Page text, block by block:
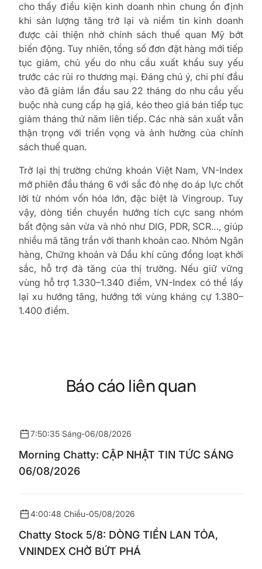
cho thấy điều kiện kinh doanh nhìn chung ổn định
khi sản lượng tăng trở lại và niềm tin kinh doanh
được cải thiện nhờ chính sách thuế quan Mỹ bớt
biến động. Tuy nhiên, tổng số đơn đặt hàng mới tiếp
tục giảm, chủ yếu do nhu cầu xuất khẩu suy yếu
trước các rủi ro thương mại. Đáng chú ý, chi phí đầu
vào đã giảm lần đầu sau 22 tháng do nhu cầu yếu
buộc nhà cung cấp hạ giá, kéo theo giá bán tiếp tục
giảm tháng thứ năm liên tiếp. Các nhà sản xuất vẫn
thận trọng với triển vọng và ảnh hưởng của chính
sách thuế quan.
Trở lại thị trường chứng khoán Việt Nam, VN-Index
mở phiên đầu tháng 6 với sắc đỏ nhẹ do áp lực chốt
lời từ nhóm vốn hóa lớn, đặc biệt là Vingroup. Tuy
vậy, dòng tiền chuyển hướng tích cực sang nhóm
bất động sản vừa và nhỏ như DIG, PDR, SCR…, giúp
nhiều mã tăng trần với thanh khoản cao. Nhóm Ngân
hàng, Chứng khoán và Dầu khí cũng đồng loạt khởi
sắc, hỗ trợ đà tăng của thị trường. Nếu giữ vững
vùng hỗ trợ 1.330–1.340 điểm, VN-Index có thể lấy
lại xu hướng tăng, hướng tới vùng kháng cự 1.380–
1.400 điểm.
Báo cáo liên quan
7:50:35 Sáng-06/08/2026
Morning Chatty: CẬP NHẬT TIN TỨC SÁNG
06/08/2026
4:00:48 Chiều-05/08/2026
Chatty Stock 5/8: DÒNG TIỀN LAN TỎA,
VNINDEX CHỜ BỨT PHÁ